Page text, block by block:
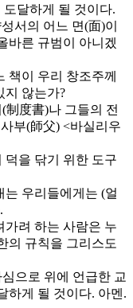
달하게 될 것이다.
서의 어느 면(面)이
바른 규범이 아니겠
책이 우리 창조주께
지 않는가?
制度書)나 그들의 전
부(師父) <바실리우
덕을 닦기 위한 도구
우리들에게는 (얼
가려 하는 사람은 누
의 규칙을 그리스도
으로 위에 언급한 교
하게 될 것이다. 아멘.